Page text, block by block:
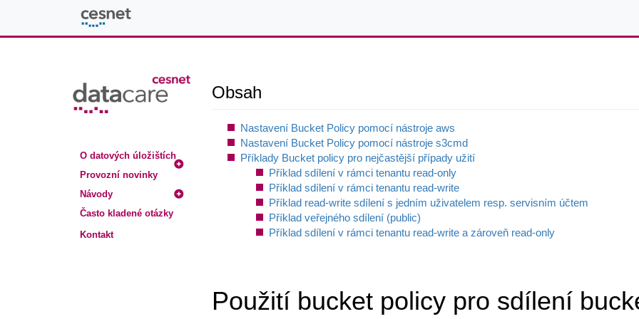
O datových úložištích
Provozní novinky
Návody
Často kladené otázky
Kontakt
Obsah
Nastavení Bucket Policy pomocí nástroje aws
Nastavení Bucket Policy pomocí nástroje s3cmd
Příklady Bucket policy pro nejčastější případy užití
Příklad sdílení v rámci tenantu read-only
Příklad sdílení v rámci tenantu read-write
Příklad read-write sdílení s jedním uživatelem resp. servisním účtem
Příklad veřejného sdílení (public)
Příklad sdílení v rámci tenantu read-write a zároveň read-only
Použití bucket policy pro sdílení